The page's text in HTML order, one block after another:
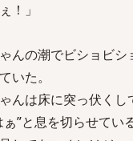
！」
んの潮でビショビシ
いた。
んは床に突っ伏くし
”と息を切らせている